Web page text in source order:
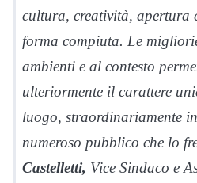
cultura, creatività, apertura
forma compiuta. Le
ambienti e al contesto
ulteriormente il carattere
luogo, straordinariamente
numeroso pubblico che lo
Castelletti, Vice Sindaco e